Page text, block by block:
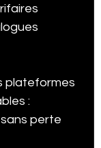
plateformes
:
sans perte